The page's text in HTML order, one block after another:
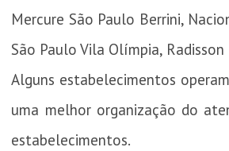
Mercure São Paulo Berrini,
São Paulo Vila Olímpia,
Alguns estabelecimentos
uma melhor organização do
estabelecimentos.